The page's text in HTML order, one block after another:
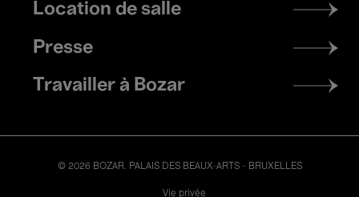
Location de salle
Presse
Travailler à Bozar
© 2026 BOZAR. PALAIS DES BEAUX-ARTS - BRUXELLES
Vie privée